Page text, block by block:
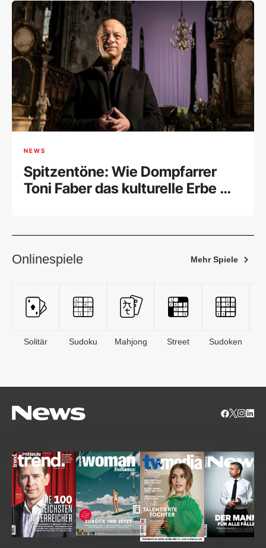
NEWS
Spitzentöne: Wie Dompfarrer
Toni Faber das kulturelle Erbe mit
Onlinespiele Mehr Spiele
Solitär Sudoku Mahjong Street Sudoken